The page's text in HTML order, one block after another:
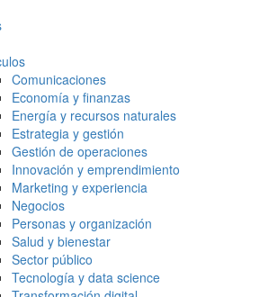
Comunicaciones
Economía y finanzas
Energía y recursos naturales
Estrategia y gestión
Gestión de operaciones
Innovación y emprendimiento
Marketing y experiencia
Negocios
Personas y organización
Salud y bienestar
Sector público
Tecnología y data science